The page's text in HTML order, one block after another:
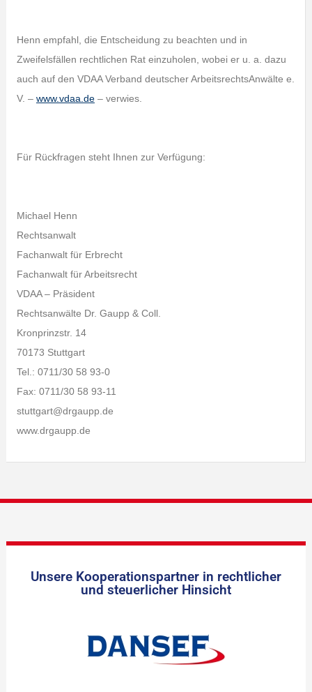
Henn empfahl, die Entscheidung zu beachten und in
Zweifelsfällen rechtlichen Rat einzuholen, wobei er u. a. dazu
auch auf den VDAA Verband deutscher ArbeitsrechtsAnwälte e.
V. – www.vdaa.de– verwies.
Für Rückfragen steht Ihnen zur Verfügung:
Michael Henn
Rechtsanwalt
Fachanwalt für Erbrecht
Fachanwalt für Arbeitsrecht
VDAA – Präsident
Rechtsanwälte Dr. Gaupp & Coll.
Kronprinzstr. 14
70173 Stuttgart
Tel.: 0711/30 58 93-0
Fax: 0711/30 58 93-11
stuttgart@drgaupp.de
www.drgaupp.de
Unsere Kooperationspartner in rechtlicher
und steuerlicher Hinsicht